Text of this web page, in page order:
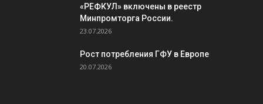
«РЕФКУЛ» включены в реестр
Минпромторга России.
23.07.2026
Рост потребления ГФУ в Европе
20.07.2026